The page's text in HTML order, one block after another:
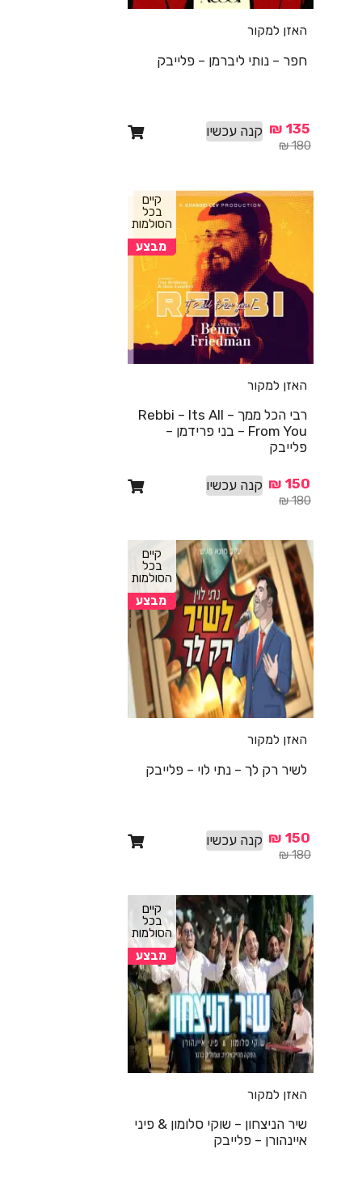
האזן למקור
חפר – נותי ליברמן – פלייבק
₪180
₪ 135 קנה עכשיו
קיים
בכל
הסולמות
מבצע
האזן למקור
רבי הכל ממך – Rebbi – Its All
From You – בני פרידמן –
פלייבק
₪180
₪ 150 קנה עכשיו
קיים
בכל
הסולמות
מבצע
האזן למקור
לשיר רק לך – נתי לוי – פלייבק
₪180
₪ 150 קנה עכשיו
קיים
בכל
הסולמות
מבצע
האזן למקור
שיר הניצחון – שוקי סלומון & פיני
איינהורן – פלייבק